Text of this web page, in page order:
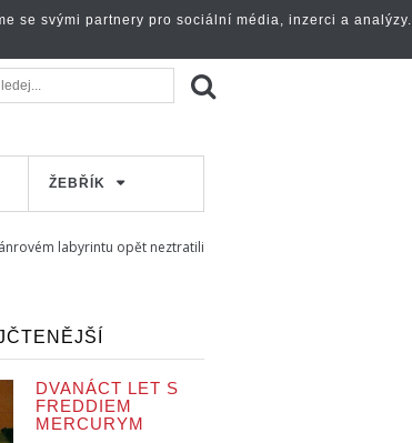
ŽEBŘÍK
labyrintu opět neztratili
DVANÁCT LET S
FREDDIEM
MERCURYM
se svými partnery pro sociální média, inzerci a analýzy.